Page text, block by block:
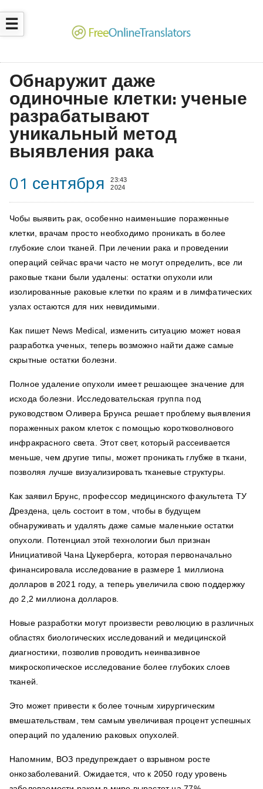
☰
Обнаружит даже
одиночные клетки: ученые
разрабатывают
уникальный метод
выявления рака
01 сентября
23:43
2024
Чобы выявить рак, особенно наименьшие пораженные
клетки, врачам просто необходимо проникать в более
глубокие слои тканей. При лечении рака и проведении
операций сейчас врачи часто не могут определить, все ли
раковые ткани были удалены: остатки опухоли или
изолированные раковые клетки по краям и в лимфатических
узлах остаются для них невидимыми.
Как пишет News Medical, изменить ситуацию может новая
разработка ученых, теперь возможно найти даже самые
скрытные остатки болезни.
Полное удаление опухоли имеет решающее значение для
исхода болезни. Исследовательская группа под
руководством Оливера Брунса решает проблему выявления
пораженных раком клеток с помощью коротковолнового
инфракрасного света. Этот свет, который рассеивается
меньше, чем другие типы, может проникать глубже в ткани,
позволяя лучше визуализировать тканевые структуры.
Как заявил Брунс, профессор медицинского факультета ТУ
Дрездена, цель состоит в том, чтобы в будущем
обнаруживать и удалять даже самые маленькие остатки
опухоли. Потенциал этой технологии был признан
Инициативой Чана Цукерберга, которая первоначально
финансировала исследование в размере 1 миллиона
долларов в 2021 году, а теперь увеличила свою поддержку
до 2,2 миллиона долларов.
Новые разработки могут произвести революцию в различных
областях биологических исследований и медицинской
диагностики, позволив проводить неинвазивное
микроскопическое исследование более глубоких слоев
тканей.
Это может привести к более точным хирургическим
вмешательствам, тем самым увеличивая процент успешных
операций по удалению раковых опухолей.
Напомним, ВОЗ предупреждает о взрывном росте
онкозаболеваний. Ожидается, что к 2050 году уровень